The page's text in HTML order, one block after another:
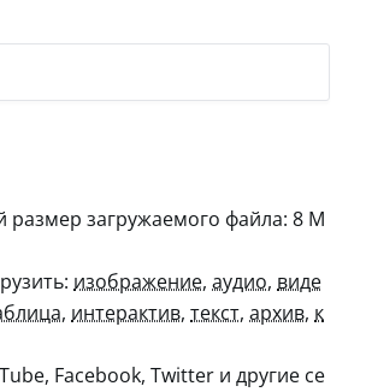
загружаемого файла: 8 М
изображение, аудио, виде
, интерактив, текст, архив, к
Facebook, Twitter и другие се